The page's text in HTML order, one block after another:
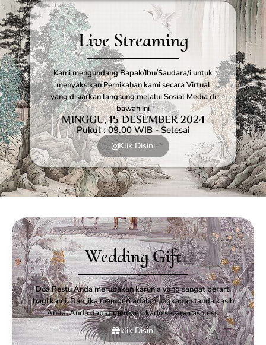
Live Streaming
Kami mengundang Bapak/Ibu/Saudara/i untuk
menyaksikan Pernikahan kami secara Virtual
yang disiarkan langsung melalui Sosial Media di
bawah ini
MINGGU, 15 DESEMBER 2024
Pukul : 09.00 WIB - Selesai
Klik Disini
Wedding Gift
Doa Restu Anda merupakan karunia yang sangat berarti
bagi kami. Dan jika memberi adalah ungkapan tanda kasih
Anda, Anda dapat memberi kado secara cashless.
klik Disini